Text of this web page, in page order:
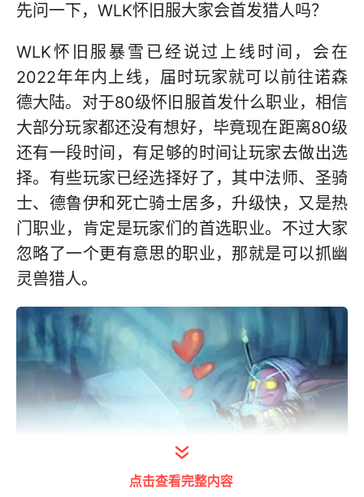
先问一下，WLK怀旧服大家会首发猎人吗？
WLK怀旧服暴雪已经说过上线时间，会在
2022年年内上线，届时玩家就可以前往诺森
德大陆。对于80级怀旧服首发什么职业，相信
大部分玩家都还没有想好，毕竟现在距离80级
还有一段时间，有足够的时间让玩家去做出选
择。有些玩家已经选择好了，其中法师、圣骑
士、德鲁伊和死亡骑士居多，升级快，又是热
门职业，肯定是玩家们的首选职业。不过大家
忽略了一个更有意思的职业，那就是可以抓幽
灵兽猎人。
点击查看完整内容